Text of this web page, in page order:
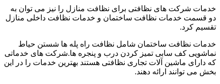
خدمات شرکت های نظافتی برای نظافت منازل را نیز می توان به
دو قسمت خدمات نظافت ساختمان و خدمات نظافت داخلی منازل
تقسیم کرد.
خدمات نظافت ساختمان شامل نظافت راه پله ها شستن حیاط
نماشویی کف سابی تمیز کردن درب و پنجره ها.شرکت های خدماتی
که دارای ماشین آلات تجاری نظافتی هستند بهترین خدمات را در این
بخش می توانند ارائه دهند.